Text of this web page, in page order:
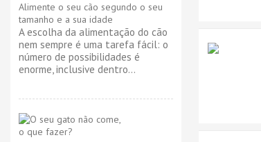
Alimente o seu cão segundo o seu
tamanho e a sua idade
A escolha da alimentação do cão
nem sempre é uma tarefa fácil: o
número de possibilidades é
enorme, inclusive dentro...